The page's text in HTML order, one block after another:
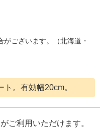
ございます。（北海道・
。有効幅20cm。
ご利用いただけます。